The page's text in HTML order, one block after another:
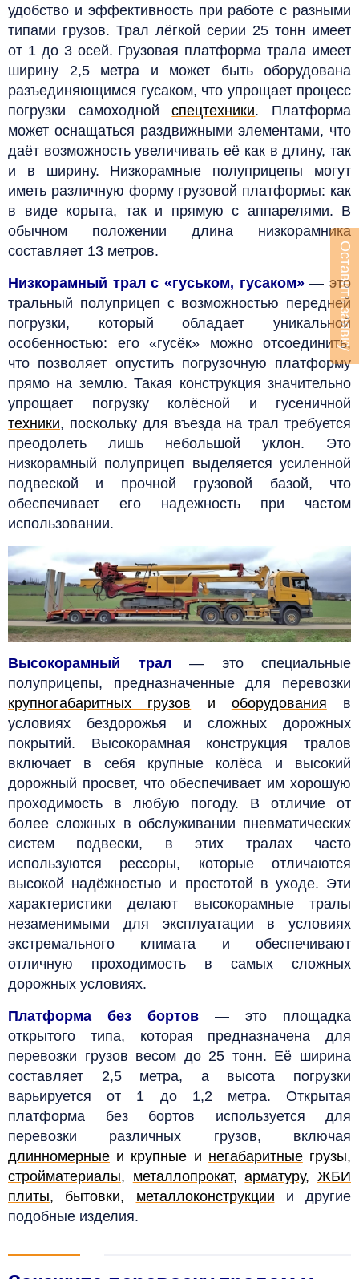
удобство и эффективность при работе с разными
типами грузов. Трал лёгкой серии 25 тонн имеет
от 1 до 3 осей. Грузовая платформа трала имеет
ширину 2,5 метра и может быть оборудована
разъединяющимся гусаком, что упрощает процесс
погрузки самоходнойспецтехники. Платформа
может оснащаться раздвижными элементами, что
даёт возможность увеличивать её как в длину, так
и в ширину. Низкорамные полуприцепы могут
иметь различную форму грузовой платформы: как
в виде корыта, так и прямую с аппарелями. В
обычном положении длина низкорамника
составляет 13 метров.
Низкорамный трал с «гуськом, гусаком»— это
тральный полуприцеп с возможностью передней
погрузки, который обладает уникальной
особенностью: его «гусёк» можно отсоединить,
что позволяет опустить погрузочную платформу
прямо на землю. Такая конструкция значительно
упрощает погрузку колёсной и гусеничной
техники, поскольку для въезда на трал требуется
преодолеть лишь небольшой уклон. Это
низкорамный полуприцеп выделяется усиленной
подвеской и прочной грузовой базой, что
обеспечивает его надежность при частом
использовании.
Высокорамный трал— это специальные
полуприцепы, предназначенные для перевозки
крупногабаритных грузов и оборудования в
условиях бездорожья и сложных дорожных
покрытий. Высокорамная конструкция тралов
включает в себя крупные колёса и высокий
дорожный просвет, что обеспечивает им хорошую
проходимость в любую погоду. В отличие от
более сложных в обслуживании пневматических
систем подвески, в этих тралах часто
используются рессоры, которые отличаются
высокой надёжностью и простотой в уходе. Эти
характеристики делают высокорамные тралы
незаменимыми для эксплуатации в условиях
экстремального климата и обеспечивают
отличную проходимость в самых сложных
дорожных условиях.
Платформа без бортов
— это площадка
открытого типа, которая предназначена для
перевозки грузов весом до 25 тонн. Её ширина
составляет 2,5 метра, а высота погрузки
варьируется от 1 до 1,2 метра. Открытая
платформа без бортов используется для
перевозки различных грузов, включая
длинномерные и крупные и негабаритныегрузы,
стройматериалы, металлопрокат,арматуру, ЖБИ
плиты, бытовки, металлоконструкции и другие
подобные изделия.
Оставить заявку